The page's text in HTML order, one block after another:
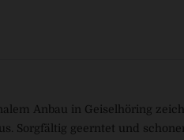
Anbau in Geiselhöring
Sorgfältig geerntet und